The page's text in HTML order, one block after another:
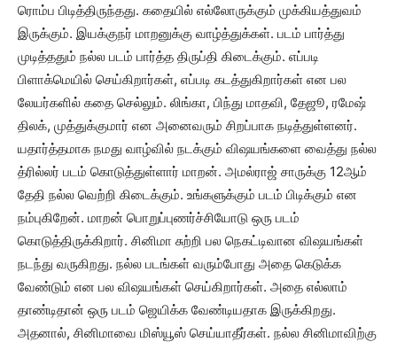
ரொம்ப பிடித்திருந்தது. கதையில் எல்லோருக்கும் முக்கியத்துவம்
இருக்கும். இயக்குநர் மாறனுக்கு வாழ்த்துக்கள். படம் பார்த்து
முடித்ததும் நல்ல படம் பார்த்த திருப்தி கிடைக்கும். எப்படி
பிளாக்மெயில் செய்கிறார்கள், எப்படி கடத்துகிறார்கள் என பல
லேயர்களில் கதை செல்லும். லிங்கா, பிந்து மாதவி, தேஜூ, ரமேஷ்
திலக், முத்துக்குமார் என அனைவரும் சிறப்பாக நடித்துள்ளனர்.
யதார்த்தமாக நமது வாழ்வில் நடக்கும் விஷயங்களை வைத்து நல்ல
த்ரில்லர் படம் கொடுத்துள்ளார் மாறன். அமல்ராஜ் சாருக்கு 12ஆம்
தேதி நல்ல வெற்றி கிடைக்கும். உங்களுக்கும் படம் பிடிக்கும் என
நம்புகிறேன். மாறன் பொறுப்புணர்ச்சியோடு ஒரு படம்
கொடுத்திருக்கிறார். சினிமா சுற்றி பல நெகட்டிவான விஷயங்கள்
நடந்து வருகிறது. நல்ல படங்கள் வரும்போது அதை கெடுக்க
வேண்டும் என பல விஷயங்கள் செய்கிறார்கள். அதை எல்லாம்
தாண்டிதான் ஒரு படம் ஜெயிக்க வேண்டியதாக இருக்கிறது.
அதனால், சினிமாவை மிஸ்யூஸ் செய்யாதீர்கள். நல்ல சினிமாவிற்கு